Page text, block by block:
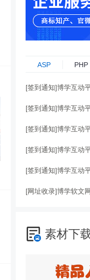
ASP PHP
[签到通知]博学互动
[签到通知]博学互动
[签到通知]博学互动
[签到通知]博学互动
[签到通知]博学互动
[网址收录]博学软文网
素材下